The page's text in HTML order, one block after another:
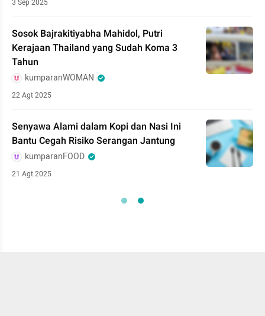
3 Sep 2025
Sosok Bajrakitiyabha Mahidol, Putri
Kerajaan Thailand yang Sudah Koma 3
Tahun
kumparanWOMAN
22 Agt 2025
Senyawa Alami dalam Kopi dan Nasi Ini
Bantu Cegah Risiko Serangan Jantung
kumparanFOOD
21 Agt 2025